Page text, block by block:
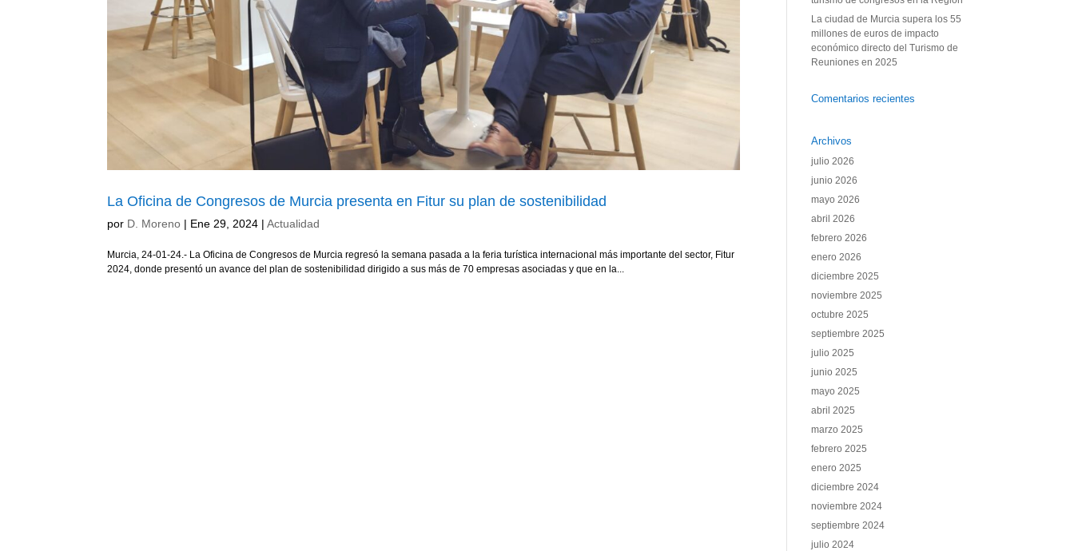
La Oficina de Congresos de Murcia presenta en Fitur su plan de sostenibilidad
por D. Moreno | Ene 29, 2024 |Actualidad
Murcia, 24-01-24.- La Oficina de Congresos de Murcia regresó la semana pasada a la feria turística internacional más importante del sector, Fitur
2024, donde presentó un avance del plan de sostenibilidad dirigido a sus más de 70 empresas asociadas y que en la...
La ciudad de Murcia supera los 55
millones de euros de impacto
económico directo del Turismo de
Reuniones en 2025
Comentarios recientes
Archivos
julio 2026
junio 2026
mayo 2026
abril 2026
febrero 2026
enero 2026
diciembre 2025
noviembre 2025
octubre 2025
septiembre 2025
julio 2025
junio 2025
mayo 2025
abril 2025
marzo 2025
febrero 2025
enero 2025
diciembre 2024
noviembre 2024
septiembre 2024
julio 2024